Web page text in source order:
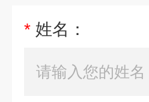
* 姓名：